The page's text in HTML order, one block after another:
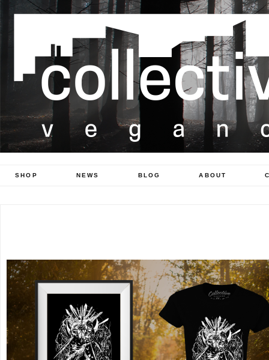
SHOP NEWS BLOG ABOUT